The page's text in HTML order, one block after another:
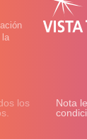
la
los
Nota